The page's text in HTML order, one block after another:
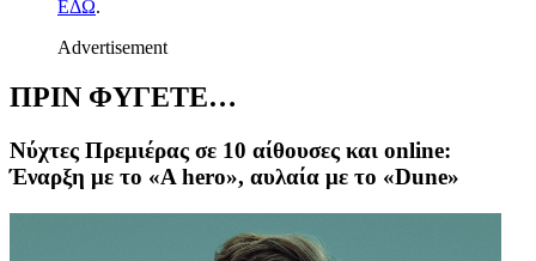
ΕΔΩ.
Advertisement
ΠΡΙΝ ΦΥΓΕΤΕ…
Νύχτες Πρεμιέρας σε 10 αίθουσες και online:
Έναρξη με το «A hero», αυλαία με το «Dune»